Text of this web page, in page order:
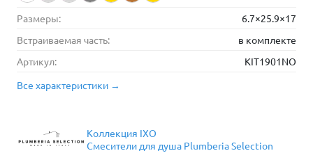
Размеры:
6.7×25.9×17
Встраиваемая часть:
в комплекте
Артикул:
KIT1901NO
Все характеристики →
Коллекция IXO
Смесители для душа Plumberia Selection